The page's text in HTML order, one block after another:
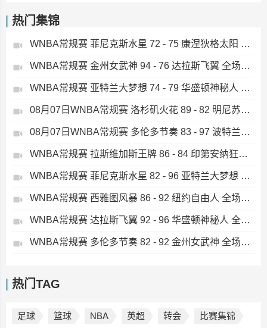
热门集锦
WNBA常规赛 菲尼克斯水星 72 - 75 康涅狄格太阳 全场集锦
WNBA常规赛 金州女武神 94 - 76 达拉斯飞翼 全场集锦
WNBA常规赛 亚特兰大梦想 74 - 79 华盛顿神秘人 全场集锦
08月07日WNBA常规赛 洛杉矶火花 89 - 82 明尼苏达山猫 全场集锦
08月07日WNBA常规赛 多伦多节奏 83 - 97 波特兰火焰 集锦
WNBA常规赛 拉斯维加斯王牌 86 - 84 印第安纳狂热 全场集锦
WNBA常规赛 菲尼克斯水星 82 - 96 亚特兰大梦想 全场集锦
WNBA常规赛 西雅图风暴 86 - 92 纽约自由人 全场集锦
WNBA常规赛 达拉斯飞翼 92 - 96 华盛顿神秘人 全场集锦
WNBA常规赛 多伦多节奏 82 - 92 金州女武神 全场集锦
热门TAG
足球 篮球 NBA 英超 转会 比赛集锦